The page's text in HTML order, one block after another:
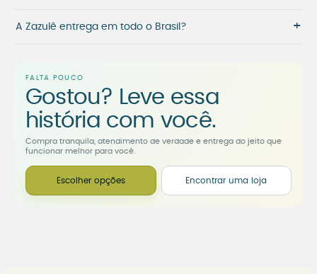
A Zazulê entrega em todo o Brasil? +
FALTA POUCO
Gostou? Leve essa
história com você.
Compra tranquila, atendimento de verdade e entrega do jeito que
funcionar melhor para você.
Escolher opções Encontrar uma loja